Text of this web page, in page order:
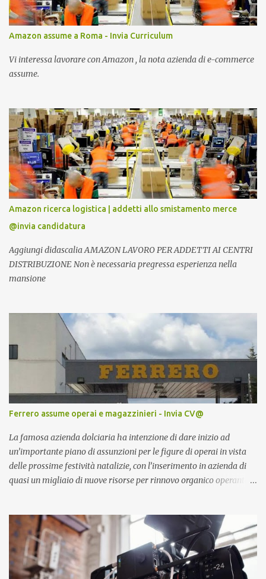
Amazon assume a Roma - Invia Curriculum
Vi interessa lavorare con Amazon , la nota azienda di e-commerce
assume.
Amazon ricerca logistica | addetti allo smistamento merce
@invia candidatura
Aggiungi didascalia AMAZON LAVORO PER ADDETTI AI CENTRI
DISTRIBUZIONE Non è necessaria pregressa esperienza nella
mansione
Ferrero assume operai e magazzinieri - Invia CV@
La famosa azienda dolciaria ha intenzione di dare inizio ad
un’importante piano di assunzioni per le figure di operai in vista
delle prossime festività natalizie, con l’inserimento in azienda di
quasi un migliaio di nuove risorse per rinnovo organico operante